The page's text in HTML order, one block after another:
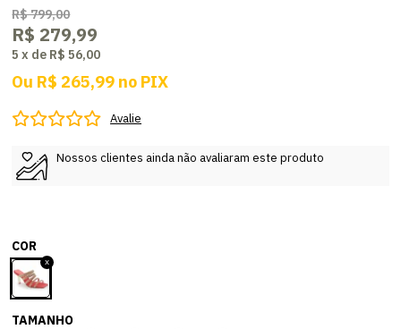
R$ 799,00
R$ 279,99
5 x de R$ 56,00
Ou R$ 265,99 no PIX
Avalie
Nossos clientes ainda não avaliaram este produto
COR
TAMANHO